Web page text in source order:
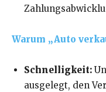
Warum „Auto
Schnelligkeit:
ausgelegt, den